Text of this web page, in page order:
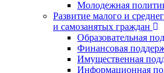
Молодежная
Развитие малого и
и самозанятых граждан
Образовательная
Финансовая
Имущественная
Информационная